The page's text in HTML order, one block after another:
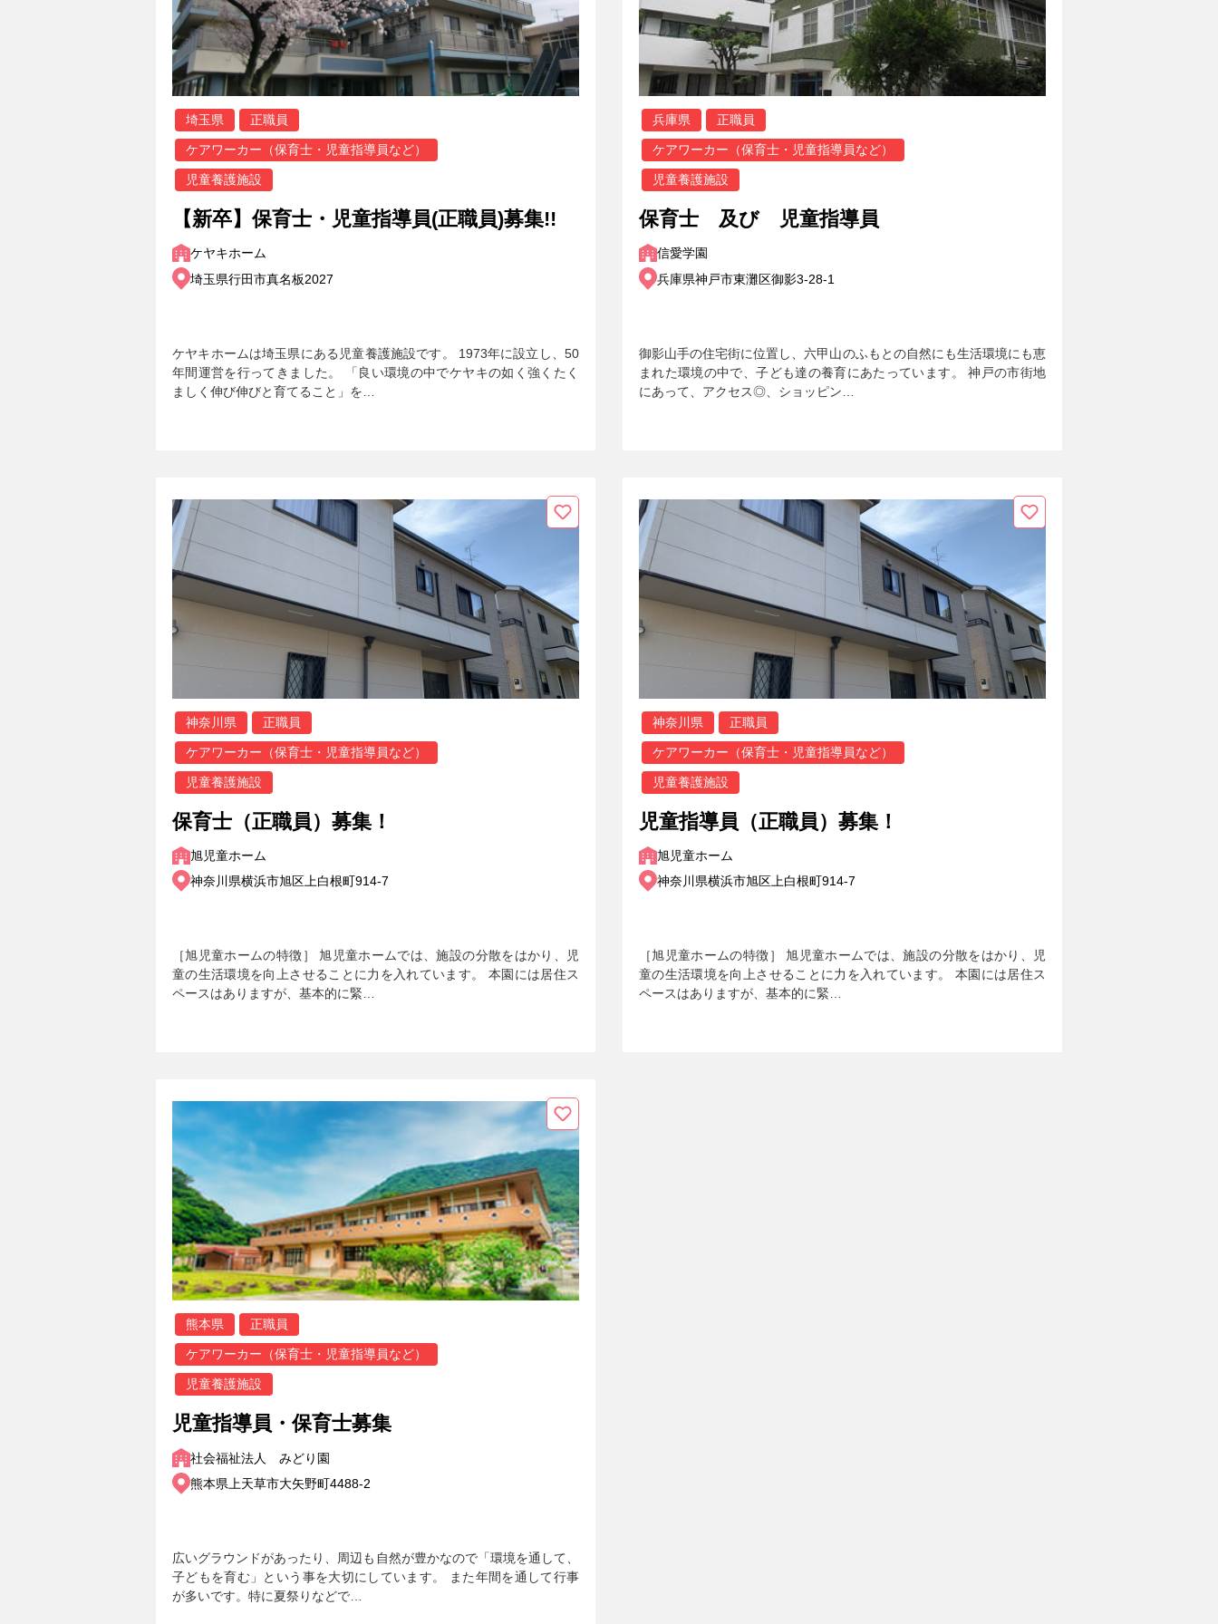
埼玉県 正職員
ケアワーカー（保育士・児童指導員など）
児童養護施設
【新卒】保育士・児童指導員(正職員)募集!!
ケヤキホーム
埼玉県行田市真名板2027
ケヤキホームは埼玉県にある児童養護施設です。 1973年に設立し、50
年間運営を行ってきました。 「良い環境の中でケヤキの如く強くたく
ましく伸び伸びと育てること」を…
兵庫県 正職員
ケアワーカー（保育士・児童指導員など）
児童養護施設
保育士 及び 児童指導員
信愛学園
兵庫県神戸市東灘区御影3-28-1
御影山手の住宅街に位置し、六甲山のふもとの自然にも生活環境にも恵
まれた環境の中で、子ども達の養育にあたっています。 神戸の市街地
にあって、アクセス◎、ショッピン…
神奈川県 正職員
ケアワーカー（保育士・児童指導員など）
児童養護施設
保育士（正職員）募集！
旭児童ホーム
神奈川県横浜市旭区上白根町914-7
［旭児童ホームの特徴］ 旭児童ホームでは、施設の分散をはかり、児
童の生活環境を向上させることに力を入れています。 本園には居住ス
ペースはありますが、基本的に緊…
神奈川県 正職員
ケアワーカー（保育士・児童指導員など）
児童養護施設
児童指導員（正職員）募集！
旭児童ホーム
神奈川県横浜市旭区上白根町914-7
［旭児童ホームの特徴］ 旭児童ホームでは、施設の分散をはかり、児
童の生活環境を向上させることに力を入れています。 本園には居住ス
ペースはありますが、基本的に緊…
熊本県 正職員
ケアワーカー（保育士・児童指導員など）
児童養護施設
児童指導員・保育士募集
社会福祉法人 みどり園
熊本県上天草市大矢野町4488-2
広いグラウンドがあったり、周辺も自然が豊かなので「環境を通して、
子どもを育む」という事を大切にしています。 また年間を通して行事
が多いです。特に夏祭りなどで…